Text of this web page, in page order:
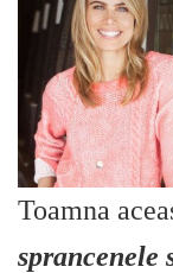
Toamna
sprancenele